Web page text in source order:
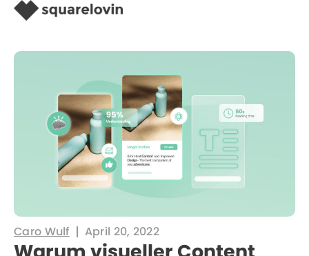
Caro Wulf April 20, 2022
Warum visueller Content